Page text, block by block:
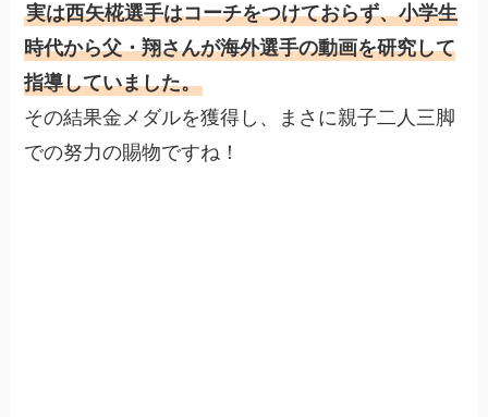
実は西矢椛選手はコーチをつけておらず、小学生
時代から父・翔さんが海外選手の動画を研究して
指導していました。
その結果金メダルを獲得し、まさに親子二人三脚
での努力の賜物ですね！